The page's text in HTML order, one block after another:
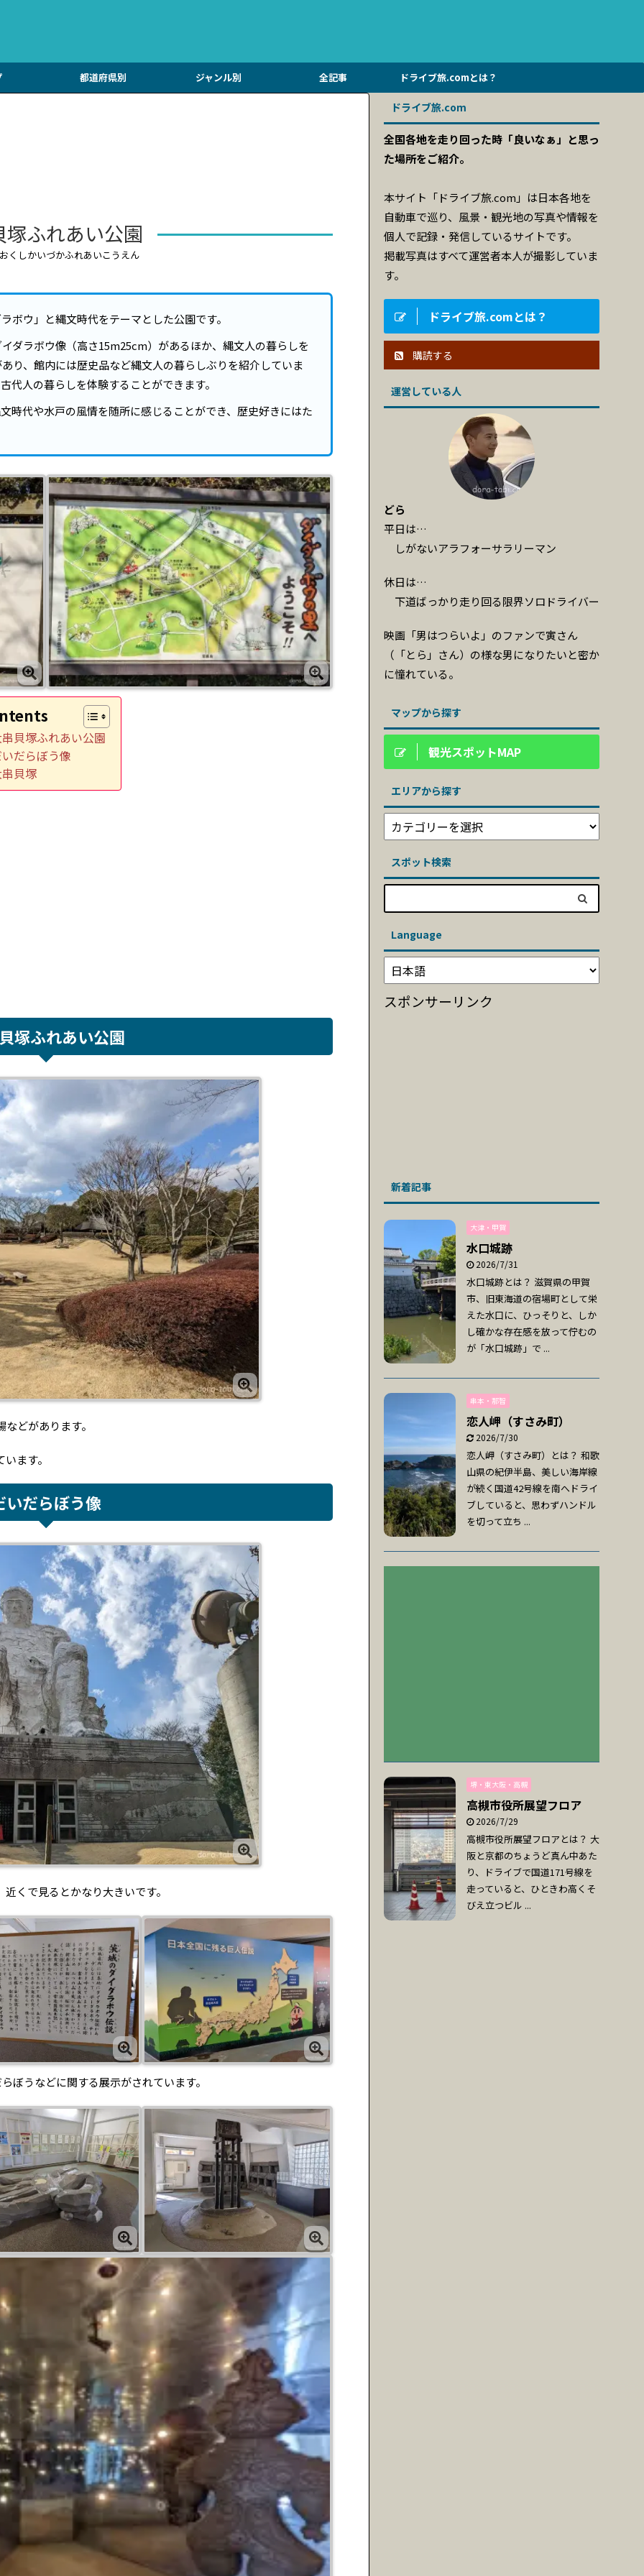
都道府県別 ジャンル別 全記事 ドライブ旅.comとは？
塚ふれあい公園
くしかいづかふれあいこうえん
ボウ」と縄文時代をテーマとした公園です。
ダラボウ像（高さ15m25cm）があるほか、縄文人の暮らしを
り、館内には歴史品など縄文人の暮らしぶりを紹介していま
代人の暮らしを体験することができます。
時代や水戸の風情を随所に感じることができ、歴史好きにはた
貝塚ふれあい公園
だらぼう像
貝塚
塚ふれあい公園
どがあります。
ます。
いだらぼう像
くで見るとかなり大きいです。
ぼうなどに関する展示がされています。
ドライブ旅.com
全国各地を走り回った時「良いなぁ」と思っ
た場所をご紹介。
本サイト「ドライブ旅.com」は日本各地を
自動車で巡り、風景・観光地の写真や情報を
個人で記録・発信しているサイトです。
掲載写真はすべて運営者本人が撮影していま
す。
ドライブ旅.comとは？
購読する
運営している人
どら
平日は…
しがないアラフォーサラリーマン
休日は…
下道ばっかり走り回る限界ソロドライバー
映画「男はつらいよ」のファンで寅さん
（「とら」さん）の様な男になりたいと密か
に憧れている。
マップから探す
観光スポットMAP
エリアから探す
スポット検索
Language
スポンサーリンク
新着記事
大津・甲賀
水口城跡
2026/7/31
水口城跡とは？ 滋賀県の甲賀
市、旧東海道の宿場町として栄
えた水口に、ひっそりと、しか
し確かな存在感を放って佇むの
が「水口城跡」で ...
串本・那智
恋人岬（すさみ町）
2026/7/30
恋人岬（すさみ町）とは？ 和歌
山県の紀伊半島、美しい海岸線
が続く国道42号線を南へドライ
ブしていると、思わずハンドル
を切って立ち ...
堺・東大阪・高槻
高槻市役所展望フロア
2026/7/29
高槻市役所展望フロアとは？ 大
阪と京都のちょうど真ん中あた
り、ドライブで国道171号線を
走っていると、ひときわ高くそ
びえ立つビル ...